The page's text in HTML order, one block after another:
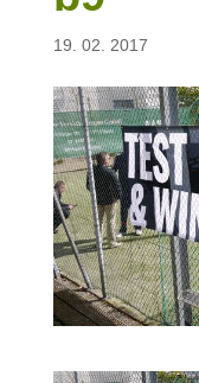
19. 02. 2017